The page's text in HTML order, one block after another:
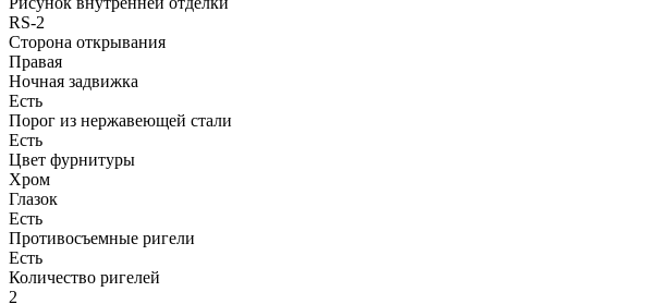
RS-2
Сторона открывания
Правая
Ночная задвижка
Есть
Порог из нержавеющей стали
Есть
Цвет фурнитуры
Хром
Глазок
Есть
Противосъемные ригели
Есть
Количество ригелей
2